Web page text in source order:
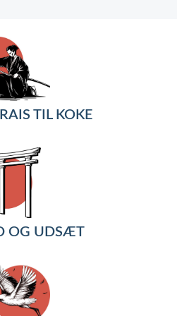
TIL KOKE
OG UDSÆT